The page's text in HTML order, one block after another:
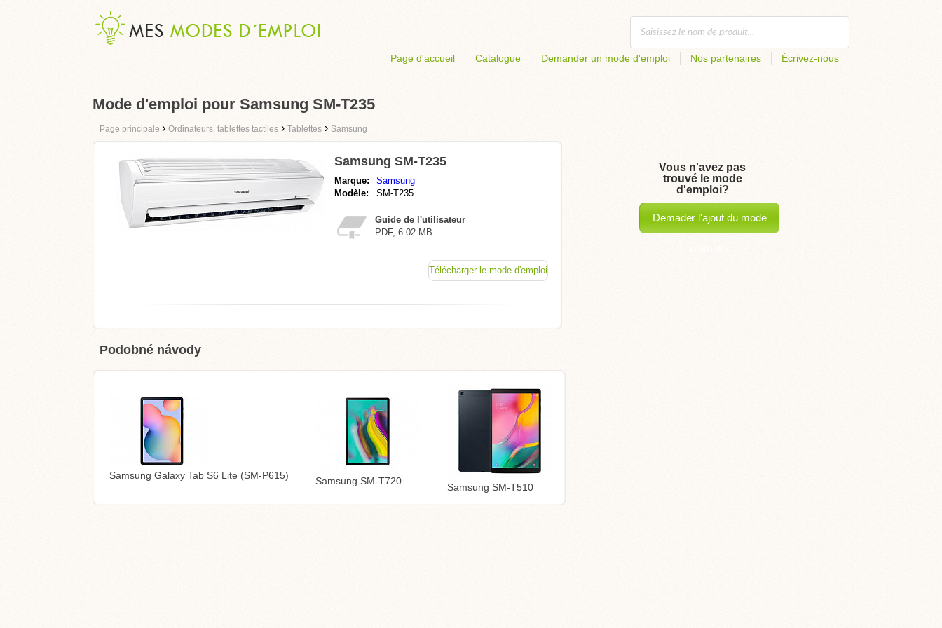
Page d'accueil Catalogue Demander un mode d'emploi Nos partenaires Écrivez-nous
Mode d'emploi pour Samsung SM-T235
Page principale › Ordinateurs, tablettes tactiles › Tablettes › Samsung
Samsung SM-T235
Marque:
Samsung
Modèle:
SM-T235
Guide de l'utilisateur
PDF, 6.02 MB
Télécharger le mode d'emploi
Podobné návody
Samsung Galaxy Tab S6 Lite (SM-P615) Samsung SM-T720
Samsung SM-T510
Vous n'avez pas
trouvé le mode
d'emploi?
Demader l'ajout du mode